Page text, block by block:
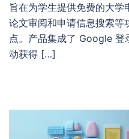
旨在为学生提供免费的大学
论文审阅和申请信息搜索等
点。产品集成了 Google 登
动获得 […]